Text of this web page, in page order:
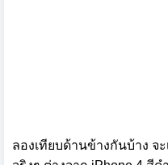
ลองเทียบด้านข้างกันบ้าง จ